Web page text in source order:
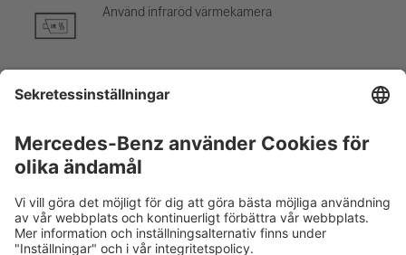
Använd infraröd värmekamera
Motorhuv
Ta bort smartnyckeln